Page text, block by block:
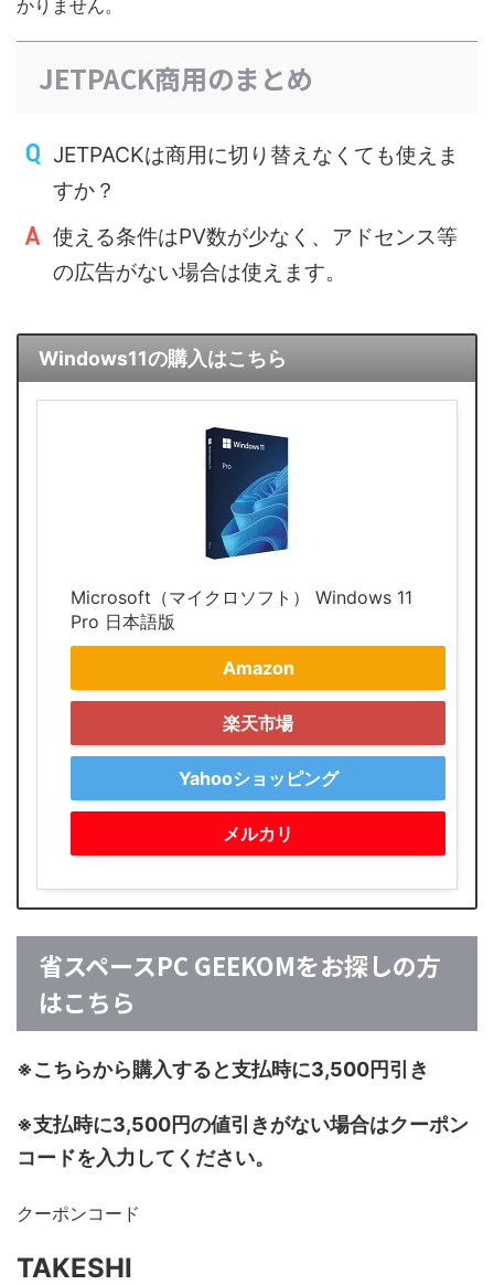
かりません。
JETPACK商用のまとめ
JETPACKは商用に切り替えなくても使えま
すか？
使える条件はPV数が少なく、アドセンス等
の広告がない場合は使えます。
Windows11の購入はこちら
Microsoft（マイクロソフト） Windows 11
Pro 日本語版
Amazon
楽天市場
Yahooショッピング
メルカリ
省スペースPC GEEKOMをお探しの方
はこちら
※こちらから購入すると支払時に3,500円引き
※支払時に3,500円の値引きがない場合はクーポン
コードを入力してください。
クーポンコード
TAKESHI